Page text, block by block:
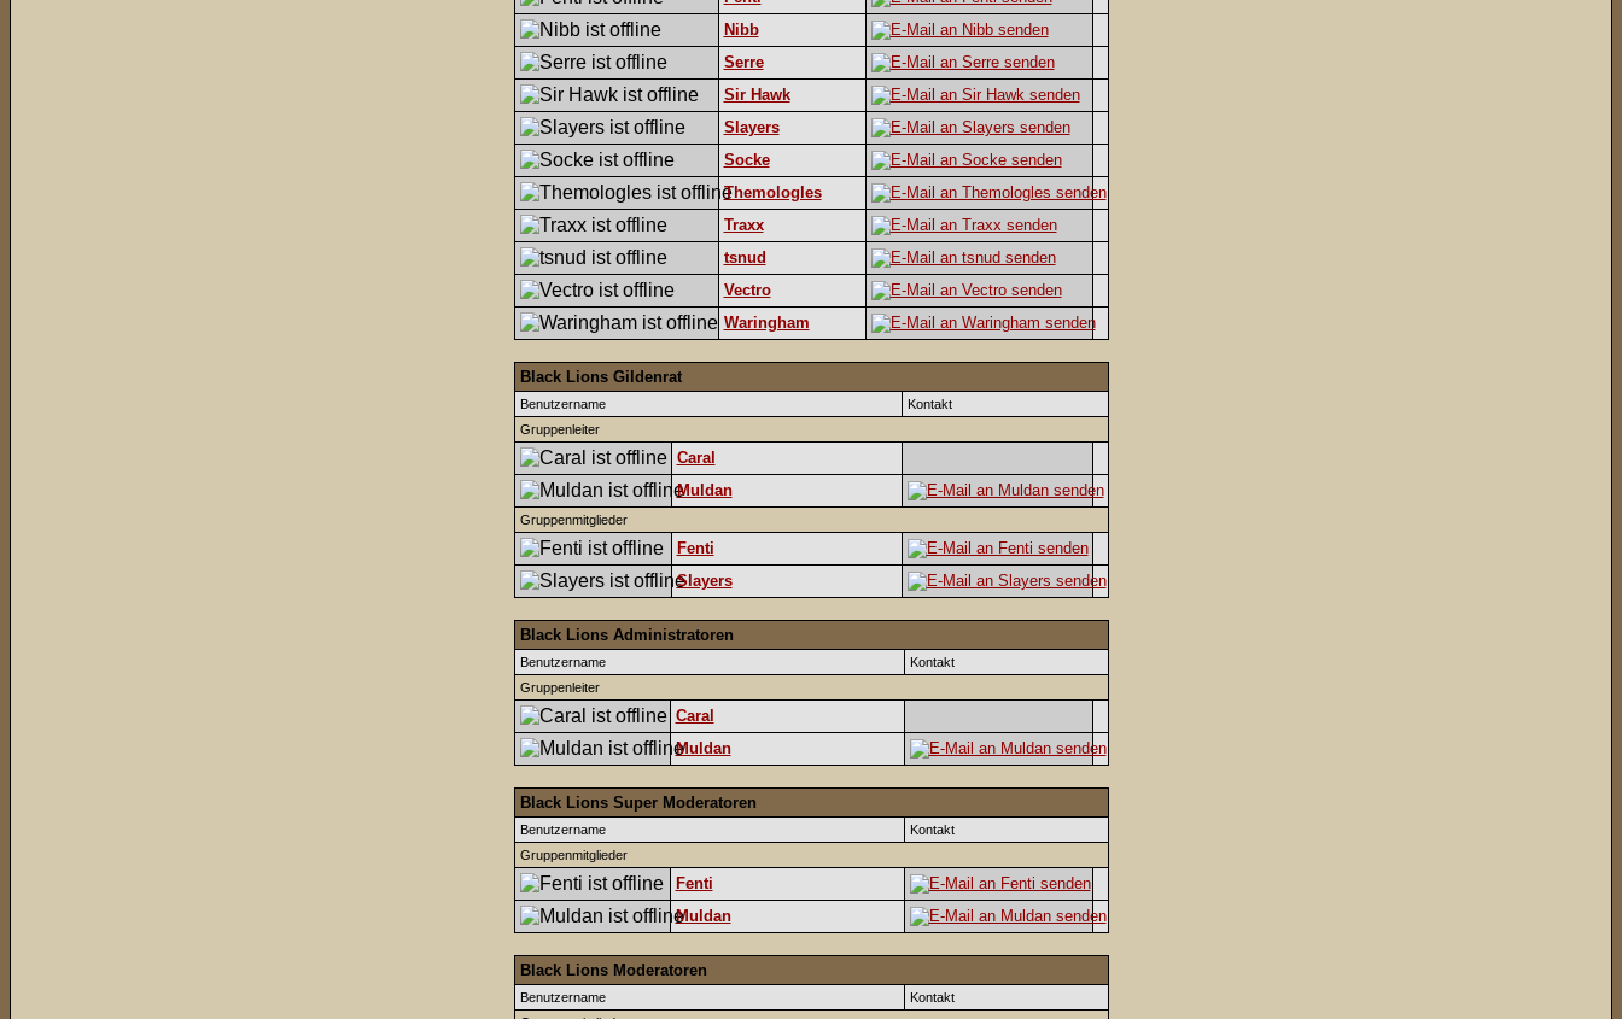
Nibb
Serre
Sir Hawk
Slayers
Socke
Themologles
Traxx
tsnud
Vectro
Waringham
Black Lions Gildenrat
Benutzername
Kontakt
Gruppenleiter
Caral
Muldan
Gruppenmitglieder
Fenti
Slayers
Black Lions Administratoren
Benutzername
Kontakt
Gruppenleiter
Caral
Muldan
Black Lions Super Moderatoren
Benutzername
Kontakt
Gruppenmitglieder
Fenti
Muldan
Black Lions Moderatoren
Benutzername
Kontakt